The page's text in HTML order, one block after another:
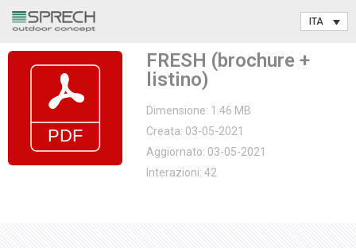
contenuto
FRESH (brochure +
listino)
Dimensione: 1.46 MB
Creata: 03-05-2021
Aggiornato: 03-05-2021
Interazioni: 42